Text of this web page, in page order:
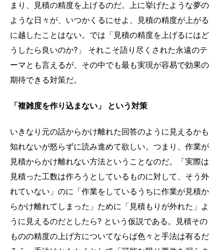
まり、見積の精度を上げるのだ。上に挙げたような夢の
ような日々が、いつかくるにせよ、見積の精度が上がる
に越したことはない。では「見積の精度を上げるにはど
うしたら良いのか?」 それこそ語り尽くされた永遠のテ
ーマとも言えるが、その中でも最も実現が容易で効果の
期待できる対策だ。
「複雑度を作り込まない」 という対策
いきなり元の話からかけ離れた回答のように見えるかも
知れないが怒らずに読み進めて欲しい。つまり、作業が
見積からかけ離れない方法ということなのだ。「実際は
見積った工数は作ろうとしているものに対して、そう外
れていない」のに「作業をしているうちに作業が見積か
らかけ離れてしまった」ために「見積もりが外れた」よ
うに見えるのだとしたら? という仮説である。見積その
ものの精度の上げ方についてならば色々と手法は有るだ